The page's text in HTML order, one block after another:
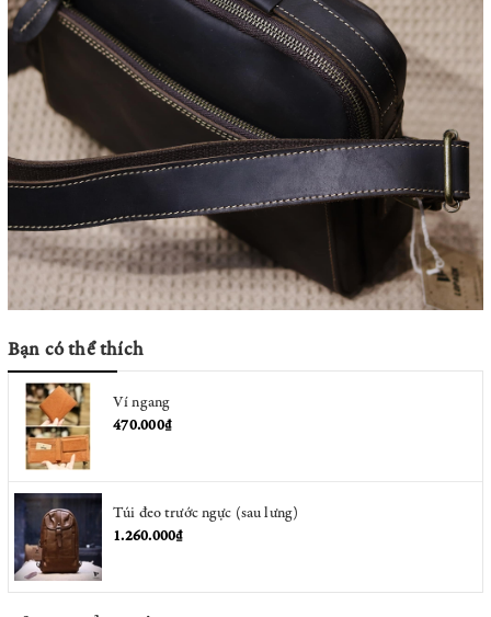
Bạn có thể thích
Ví ngang
470.000₫
Túi đeo trước ngực (sau lưng)
1.260.000₫